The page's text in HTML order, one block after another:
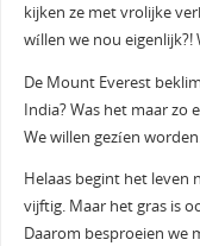
kijken ze met vrolijke
wíllen we nou
De Mount Everest
India? Was het maar zo
We willen gezíen
Helaas begint het leven
vijftig. Maar het gras is
Daarom besproeien we